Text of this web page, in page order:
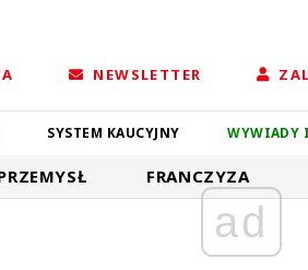
NEWSLETTER
SYSTEM KAUCYJNY WYWIADY
FRANCZYZA
ad